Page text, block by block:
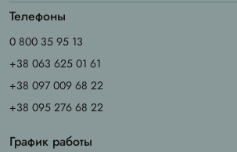
Телефоны
0 800 35 95 13
+38 063 625 01 61
+38 097 009 68 22
+38 095 276 68 22
График работы